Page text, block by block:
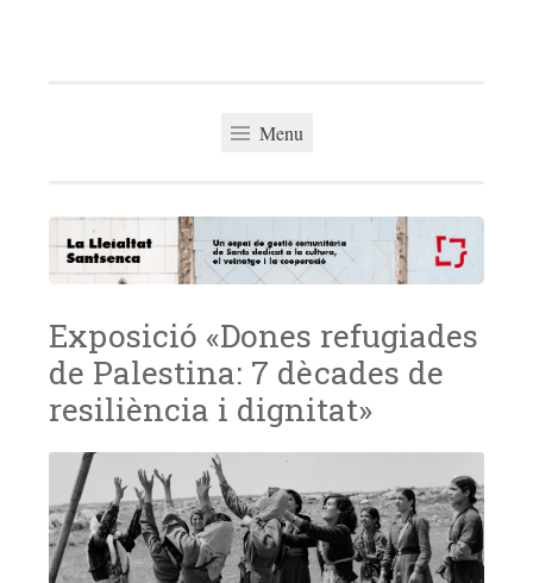
Menu
Exposició «Dones refugiades
de Palestina: 7 dècades de
resiliència i dignitat»